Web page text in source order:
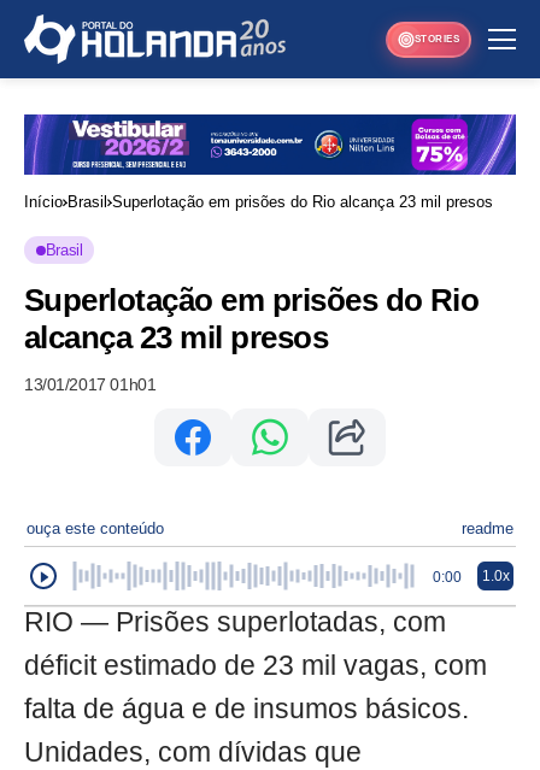
STORIES
Início Brasil Superlotação em prisões do Rio alcança 23 mil presos
Brasil
Superlotação em prisões do Rio
alcança 23 mil presos
13/01/2017 01h01
ouça este conteúdo readme
0:00 1.0x
RIO — Prisões superlotadas, com
déficit estimado de 23 mil vagas, com
falta de água e de insumos básicos.
Unidades, com dívidas que